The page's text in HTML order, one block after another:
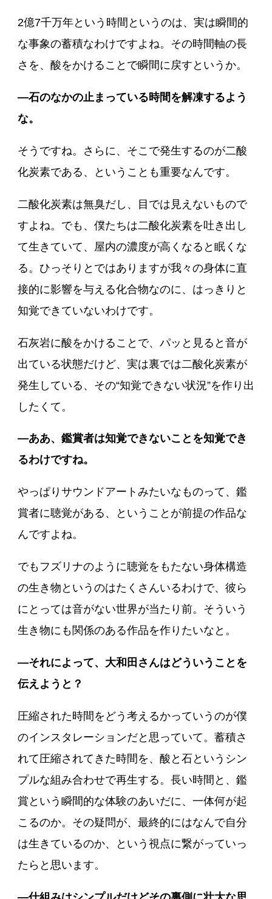
2億7千万年という時間というのは、実は瞬間的
な事象の蓄積なわけですよね。その時間軸の長
さを、酸をかけることで瞬間に戻すというか。
―石のなかの止まっている時間を解凍するよう
な。
そうですね。さらに、そこで発生するのが二酸
化炭素である、ということも重要なんです。
二酸化炭素は無臭だし、目では見えないもので
すよね。でも、僕たちは二酸化炭素を吐き出し
て生きていて、屋内の濃度が高くなると眠くな
る。ひっそりとではありますが我々の身体に直
接的に影響を与える化合物なのに、はっきりと
知覚できていないわけです。
石灰岩に酸をかけることで、パッと見ると音が
出ている状態だけど、実は裏では二酸化炭素が
発生している、その“知覚できない状況”を作り出
したくて。
―ああ、鑑賞者は知覚できないことを知覚でき
るわけですね。
やっぱりサウンドアートみたいなものって、鑑
賞者に聴覚がある、ということが前提の作品な
んですよね。
でもフズリナのように聴覚をもたない身体構造
の生き物というのはたくさんいるわけで、彼ら
にとっては音がない世界が当たり前。そういう
生き物にも関係のある作品を作りたいなと。
―それによって、大和田さんはどういうことを
伝えようと？
圧縮された時間をどう考えるかっていうのが僕
のインスタレーションだと思っていて。蓄積さ
れて圧縮されてきた時間を、酸と石というシン
プルな組み合わせで再生する。長い時間と、鑑
賞という瞬間的な体験のあいだに、一体何が起
こるのか。その疑問が、最終的にはなんで自分
は生きているのか、という視点に繋がっていっ
たらと思います。